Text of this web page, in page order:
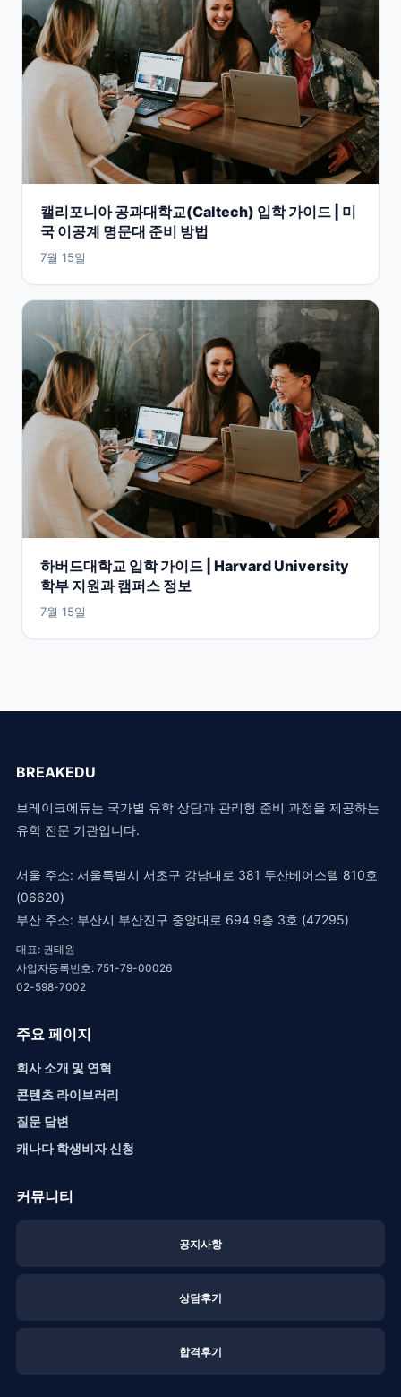
캘리포니아 공과대학교(Caltech) 입학 가이드 | 미
국 이공계 명문대 준비 방법
7월 15일
하버드대학교 입학 가이드 | Harvard University
학부 지원과 캠퍼스 정보
7월 15일
BREAKEDU
브레이크에듀는 국가별 유학 상담과 관리형 준비 과정을 제공하는
유학 전문 기관입니다.
서울 주소: 서울특별시 서초구 강남대로 381 두산베어스텔 810호
(06620)
부산 주소: 부산시 부산진구 중앙대로 694 9층 3호 (47295)
대표: 권태원
사업자등록번호: 751-79-00026
02-598-7002
주요 페이지
회사 소개 및 연혁
콘텐츠 라이브러리
질문 답변
캐나다 학생비자 신청
커뮤니티
공지사항
상담후기
합격후기